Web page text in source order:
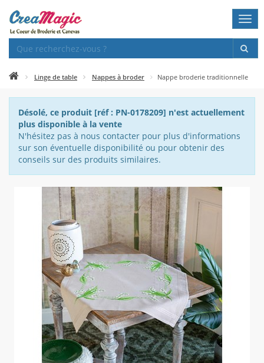
Linge de table Nappes à broder Nappe broderie traditionnelle
Désolé, ce produit [réf : PN-0178209] n'est actuellement
plus disponible à la vente
N'hésitez pas à nous contacter pour plus d'informations
sur son éventuelle disponibilité ou pour obtenir des
conseils sur des produits similaires.